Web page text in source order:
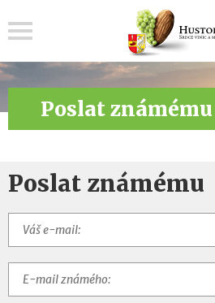
Poslat známému
Poslat známému